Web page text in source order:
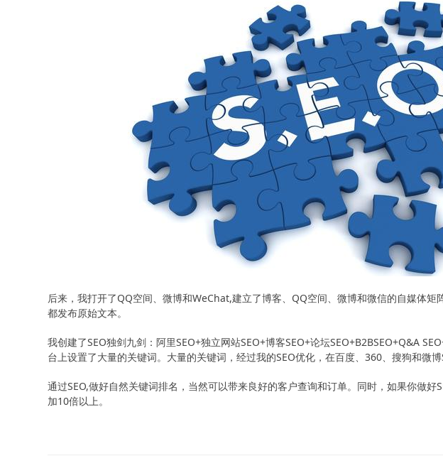
后来，我打开了QQ空间、微博和WeChat,建立了博客、QQ空间、微博和微信的自媒体
都发布原始文本。
我创建了SEO独剑九剑：阿里SEO+独立网站SEO+博客SEO+论坛SEO+B2BSEO+Q&A
台上设置了大量的关键词。大量的关键词，经过我的SEO优化，在百度、360、搜狗和微博
通过SEO,做好自然关键词排名，当然可以带来良好的客户查询和订单。同时，如果你做
加10倍以上。